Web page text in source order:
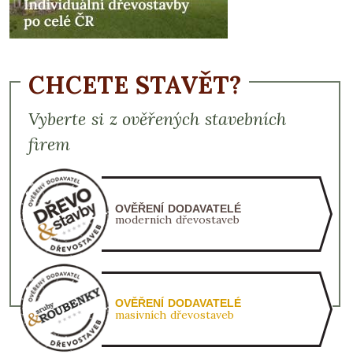
CHCETE STAVĚT?
Vyberte si z ověřených stavebních
firem
OVĚŘENÍ DODAVATELÉ
moderních dřevostaveb
OVĚŘENÍ DODAVATELÉ
masivních dřevostaveb